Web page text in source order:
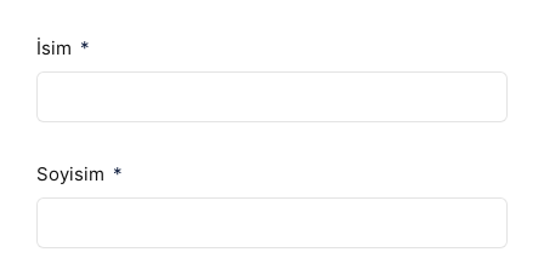
İsim
Soyisim